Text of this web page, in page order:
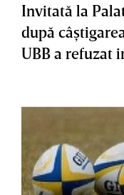
Invitată la
după
UBB a refuzat